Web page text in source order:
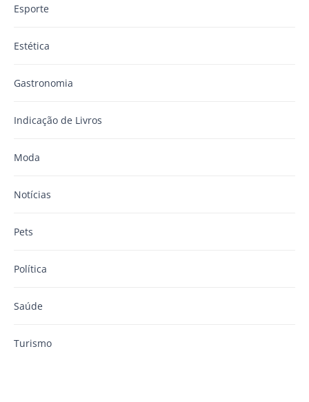
Esporte
Estética
Gastronomia
Indicação de Livros
Moda
Notícias
Pets
Política
Saúde
Turismo